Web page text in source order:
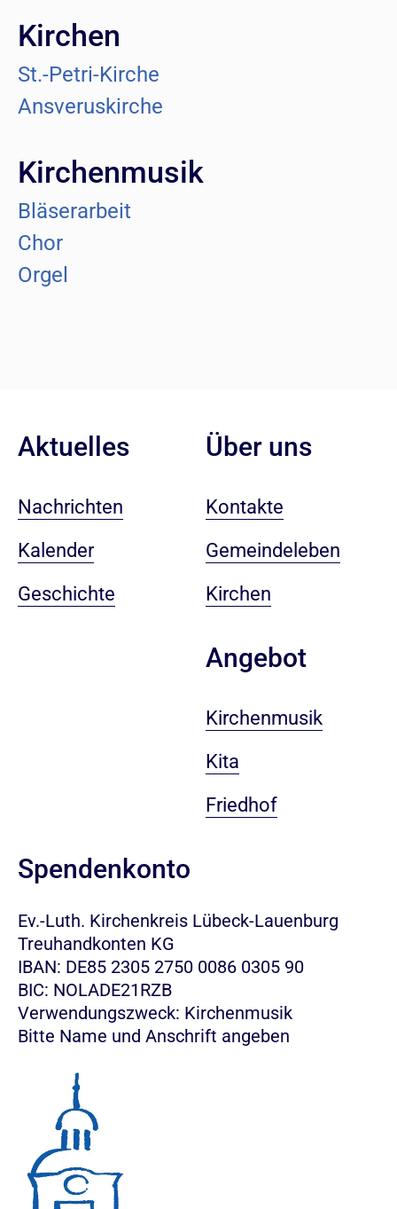
Kirchen
St.-Petri-Kirche
Ansveruskirche
Kirchenmusik
Bläserarbeit
Chor
Orgel
Aktuelles
Nachrichten
Kalender
Geschichte
Über uns
Kontakte
Gemeindeleben
Kirchen
Angebot
Kirchenmusik
Kita
Friedhof
Spendenkonto
Ev.-Luth. Kirchenkreis Lübeck-Lauenburg
Treuhandkonten KG
IBAN: DE85 2305 2750 0086 0305 90
BIC: NOLADE21RZB
Verwendungszweck: Kirchenmusik
Bitte Name und Anschrift angeben